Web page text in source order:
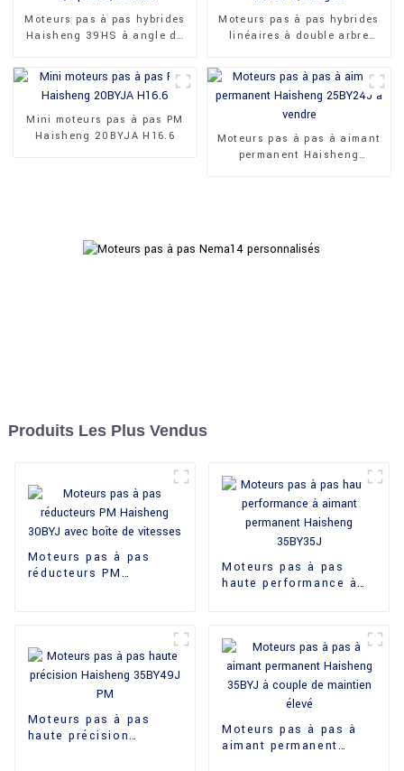
Moteurs pas à pas hybrides
Haisheng 39HS à angle de
Moteurs pas à pas hybrides
linéaires à double arbre
Mini moteurs pas à pas PM
Haisheng 20BYJA H16.6
Moteurs pas à pas à aimant
permanent Haisheng
Produits Les Plus Vendus
Moteurs pas à pas
réducteurs PM
Moteurs pas à pas
haute performance à
Moteurs pas à pas
haute précision
Moteurs pas à pas à
aimant permanent